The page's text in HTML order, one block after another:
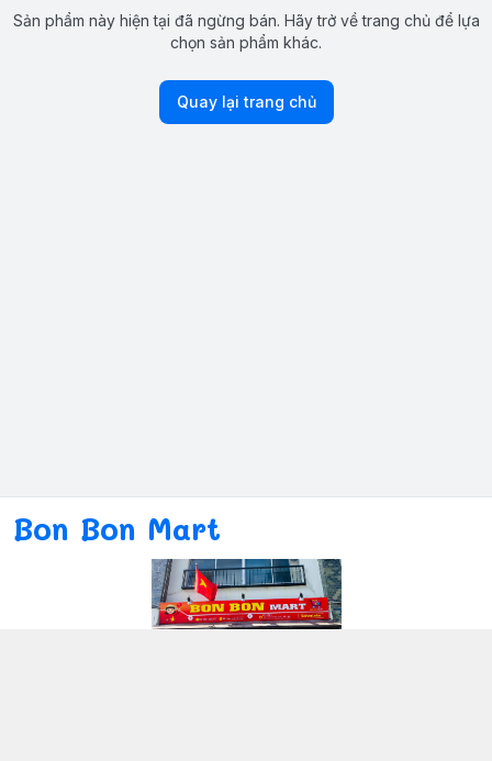
Sản phẩm này hiện tại đã ngừng bán. Hãy trở về trang chủ để lựa
chọn sản phẩm khác.
Quay lại trang chủ
Bon Bon Mart